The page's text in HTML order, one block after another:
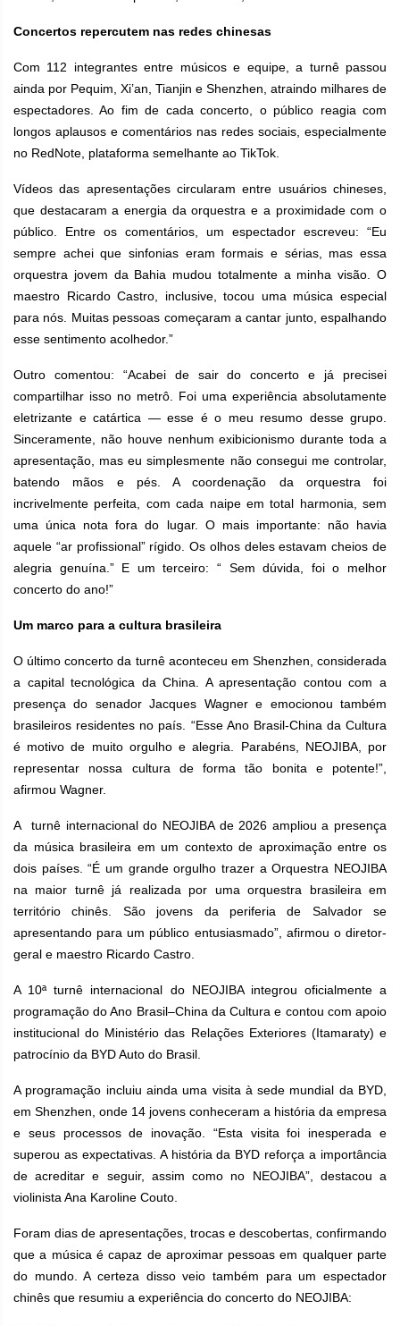
Concertos repercutem nas redes chinesas
Com 112 integrantes entre músicos e equipe, a turnê passou
ainda por Pequim, Xi’an, Tianjin e Shenzhen, atraindo milhares de
espectadores. Ao fim de cada concerto, o público reagia com
longos aplausos e comentários nas redes sociais, especialmente
no RedNote, plataforma semelhante ao TikTok.
Vídeos das apresentações circularam entre usuários chineses,
que destacaram a energia da orquestra e a proximidade com o
público. Entre os comentários, um espectador escreveu: “Eu
sempre achei que sinfonias eram formais e sérias, mas essa
orquestra jovem da Bahia mudou totalmente a minha visão. O
maestro Ricardo Castro, inclusive, tocou uma música especial
para nós. Muitas pessoas começaram a cantar junto, espalhando
esse sentimento acolhedor.”
Outro comentou: “Acabei de sair do concerto e já precisei
compartilhar isso no metrô. Foi uma experiência absolutamente
eletrizante e catártica — esse é o meu resumo desse grupo.
Sinceramente, não houve nenhum exibicionismo durante toda a
apresentação, mas eu simplesmente não consegui me controlar,
batendo mãos e pés. A coordenação da orquestra foi
incrivelmente perfeita, com cada naipe em total harmonia, sem
uma única nota fora do lugar. O mais importante: não havia
aquele “ar profissional” rígido. Os olhos deles estavam cheios de
alegria genuína.” E um terceiro: “ Sem dúvida, foi o melhor
concerto do ano!”
Um marco para a cultura brasileira
O último concerto da turnê aconteceu em Shenzhen, considerada
a capital tecnológica da China. A apresentação contou com a
presença do senador Jacques Wagner e emocionou também
brasileiros residentes no país. “Esse Ano Brasil-China da Cultura
é motivo de muito orgulho e alegria. Parabéns, NEOJIBA, por
representar nossa cultura de forma tão bonita e potente!”,
afirmou Wagner.
A turnê internacional do NEOJIBA de 2026 ampliou a presença
da música brasileira em um contexto de aproximação entre os
dois países. “É um grande orgulho trazer a Orquestra NEOJIBA
na maior turnê já realizada por uma orquestra brasileira em
território chinês. São jovens da periferia de Salvador se
apresentando para um público entusiasmado”, afirmou o diretor-
geral e maestro Ricardo Castro.
A 10ª turnê internacional do NEOJIBA integrou oficialmente a
programação do Ano Brasil–China da Cultura e contou com apoio
institucional do Ministério das Relações Exteriores (Itamaraty) e
patrocínio da BYD Auto do Brasil.
A programação incluiu ainda uma visita à sede mundial da BYD,
em Shenzhen, onde 14 jovens conheceram a história da empresa
e seus processos de inovação. “Esta visita foi inesperada e
superou as expectativas. A história da BYD reforça a importância
de acreditar e seguir, assim como no NEOJIBA”, destacou a
violinista Ana Karoline Couto.
Foram dias de apresentações, trocas e descobertas, confirmando
que a música é capaz de aproximar pessoas em qualquer parte
do mundo. A certeza disso veio também para um espectador
chinês que resumiu a experiência do concerto do NEOJIBA: